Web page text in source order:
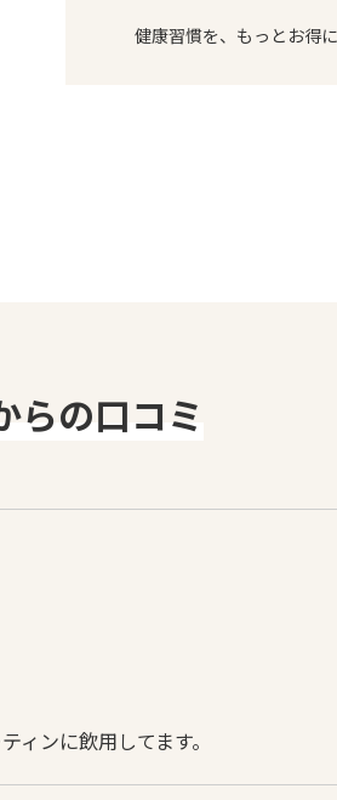
健康習慣を、もっとお得に
らの口コミ
ンに飲用してます。